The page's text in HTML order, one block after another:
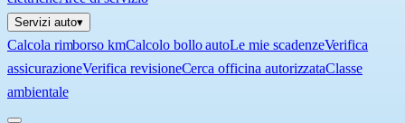
Servizi auto▾
Calcola rimborso kmCalcolo bollo autoLe mie scadenzeVerifica
assicurazioneVerifica revisioneCerca officina autorizzataClasse
ambientale